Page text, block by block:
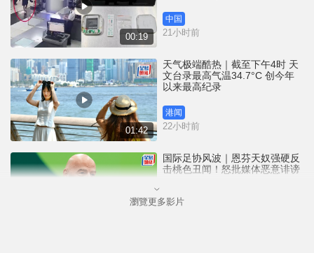
00:19
中国
21小时前
01:42
天气极端酷热｜截至下午4时 天
文台录最高气温34.7°C 创今年
以来最高纪录
港闻
22小时前
国际足协风波｜恩芬天奴强硬反
击桃色丑闻！怒批媒体恶意诽谤
体育
瀏覽更多影片